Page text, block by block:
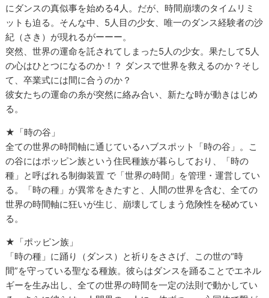
にダンスの真似事を始める4人。だが、時間崩壊のタイムリミ
ットも迫る。そんな中、5人目の少女、唯一のダンス経験者の沙
紀（さき）が現れるがーーー。
突然、世界の運命を託されてしまった5人の少女。果たして5人
の心はひとつになるのか！？ ダンスで世界を救えるのか？そし
て、卒業式には間に合うのか？
彼女たちの運命の糸が突然に絡み合い、新たな時が動きはじめ
る。
★「時の谷」
全ての世界の時間軸に通じているハブスポット「時の谷」。こ
の谷にはポッピン族という住民種族が暮らしており、「時の
種」と呼ばれる制御装置 で「世界の時間」を管理・運営してい
る。「時の種」が異常をきたすと、人間の世界を含む、全ての
世界の時間軸に狂いが生じ、崩壊してしまう危険性を秘めてい
る。
★「ポッピン族」
「時の種」に踊り（ダンス）と祈りをささげ、この世の“時
間”を守っている聖なる種族。彼らはダンスを踊ることでエネル
ギーを生み出し、全ての世界の時間を一定の法則で動かしてい